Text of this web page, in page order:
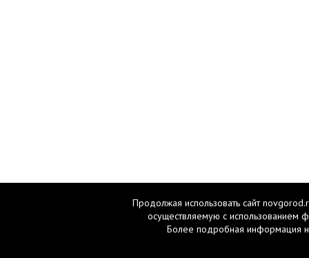
Продолжая использовать сайт
осуществляемую с использованием
Более подробная информация